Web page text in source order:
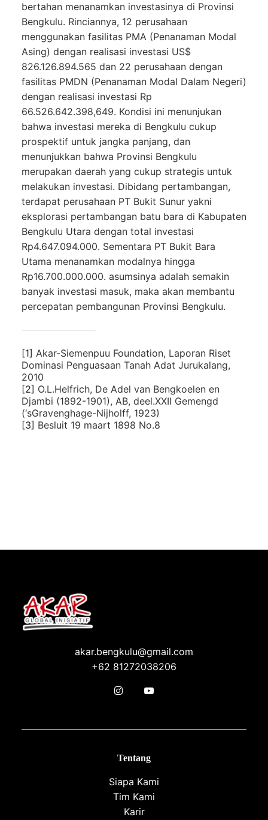
bertahan menanamkan investasinya di Provinsi
Bengkulu. Rinciannya, 12 perusahaan
menggunakan fasilitas PMA (Penanaman Modal
Asing) dengan realisasi investasi US$
826.126.894.565 dan 22 perusahaan dengan
fasilitas PMDN (Penanaman Modal Dalam Negeri)
dengan realisasi investasi Rp
66.526.642.398,649. Kondisi ini menunjukan
bahwa investasi mereka di Bengkulu cukup
prospektif untuk jangka panjang, dan
menunjukkan bahwa Provinsi Bengkulu
merupakan daerah yang cukup strategis untuk
melakukan investasi. Dibidang pertambangan,
terdapat perusahaan PT Bukit Sunur yakni
eksplorasi pertambangan batu bara di Kabupaten
Bengkulu Utara dengan total investasi
Rp4.647.094.000. Sementara PT Bukit Bara
Utama menanamkan modalnya hingga
Rp16.700.000.000. asumsinya adalah semakin
banyak investasi masuk, maka akan membantu
percepatan pembangunan Provinsi Bengkulu.
[1] Akar-Siemenpuu Foundation, Laporan Riset
Dominasi Penguasaan Tanah Adat Jurukalang,
2010
[2] O.L.Helfrich, De Adel van Bengkoelen en
Djambi (1892-1901), AB, deel.XXII Gemengd
(‘sGravenghage-Nijholff, 1923)
[3] Besluit 19 maart 1898 No.8
akar.bengkulu@gmail.com
+62 81272038206
Tentang
Siapa Kami
Tim Kami
Karir